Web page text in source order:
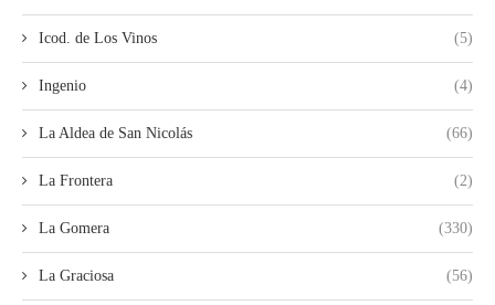
Icod. de Los Vinos (5)
Ingenio (4)
La Aldea de San Nicolás (66)
La Frontera (2)
La Gomera (330)
La Graciosa (56)